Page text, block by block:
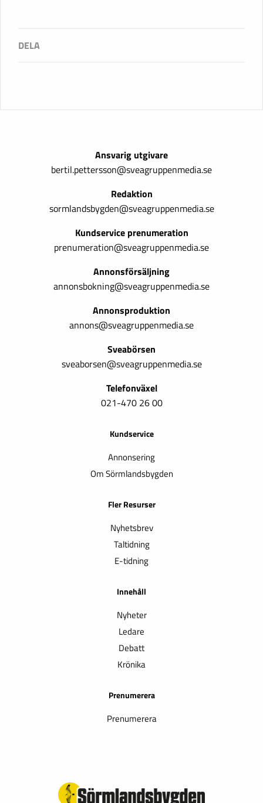
Ansvarig utgivare
bertil.pettersson@sveagruppenmedia.se
Redaktion
sormlandsbygden@sveagruppenmedia.se
Kundservice prenumeration
prenumeration@sveagruppenmedia.se
Annonsförsäljning
annonsbokning@sveagruppenmedia.se
Annonsproduktion
annons@sveagruppenmedia.se
Sveabörsen
sveaborsen@sveagruppenmedia.se
Telefonväxel
021-470 26 00
Kundservice
Annonsering
Om Sörmlandsbygden
Fler Resurser
Nyhetsbrev
Taltidning
E-tidning
Innehåll
Nyheter
Ledare
Debatt
Krönika
Prenumerera
Prenumerera